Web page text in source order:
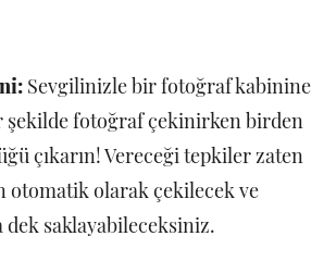
Sevgilinizle bir fotoğraf kabinine
fotoğraf çekinirken birden
çıkarın! Vereceği tepkiler zaten
otomatik olarak çekilecek ve
dek saklayabileceksiniz.